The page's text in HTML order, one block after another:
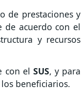
de prestaciones y
de acuerdo con el
y recursos
con el SUS, y para
beneficiarios.